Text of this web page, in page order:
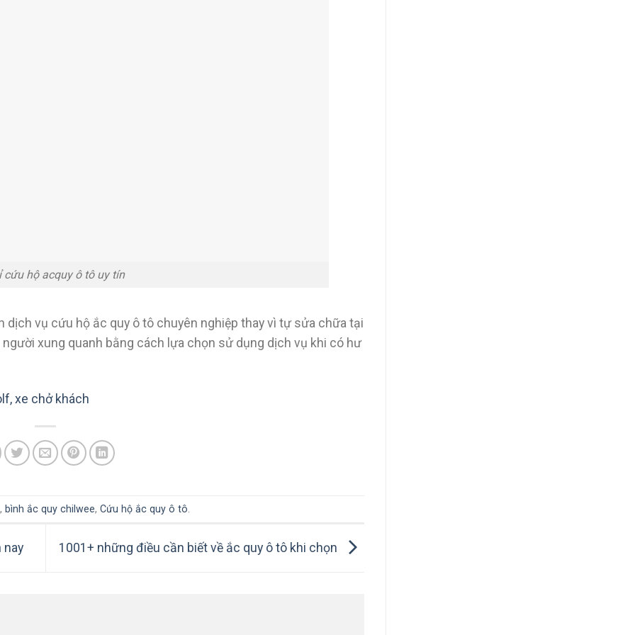
cứu hộ acquy ô tô uy tín
dịch vụ cứu hộ ắc quy ô tô chuyên nghiệp thay vì tự sửa chữa tại
xung quanh bằng cách lựa chọn sử dụng dịch vụ khi có hư
xe chở khách
, bình ắc quy chilwee, Cứu hộ ắc quy ô tô
nay 1001+ những điều cần biết về ắc quy ô tô khi chọn